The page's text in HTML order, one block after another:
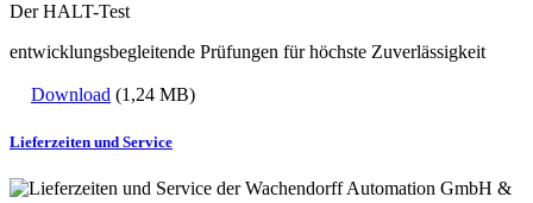
Der HALT-Test
entwicklungsbegleitende Prüfungen für höchste Zuverlässigkeit
Download (1,24 MB)
Lieferzeiten und Service